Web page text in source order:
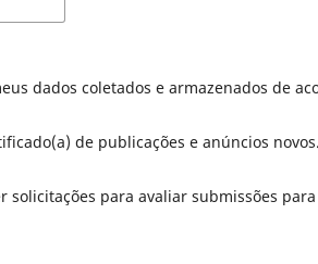
dados coletados e armazenados de
de publicações e anúncios novos.
solicitações para avaliar submissões